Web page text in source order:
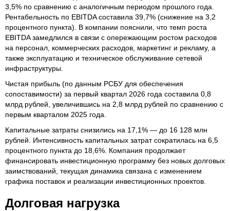
3,5% по сравнению с аналогичным периодом прошлого года.
Рентабельность по EBITDA составила 39,7% (снижение на 3,2
процентного пункта). В компании пояснили, что темп роста
EBITDA замедлился в связи с опережающим ростом расходов
на персонал, коммерческих расходов, маркетинг и рекламу, а
также эксплуатацию и техническое обслуживание сетевой
инфраструктуры.
Чистая прибыль (по данным РСБУ для обеспечения
сопоставимости) за первый квартал 2026 года составила 0,8
млрд рублей, увеличившись на 2,8 млрд рублей по сравнению с
первым кварталом 2025 года.
Капитальные затраты снизились на 17,1% — до 16 128 млн
рублей. Интенсивность капитальных затрат сократилась на 6,5
процентного пункта до 18,6%. Компания продолжает
финансировать инвестиционную программу без новых долговых
заимствований, текущая динамика связана с изменением
графика поставок и реализации инвестиционных проектов.
Долговая нагрузка